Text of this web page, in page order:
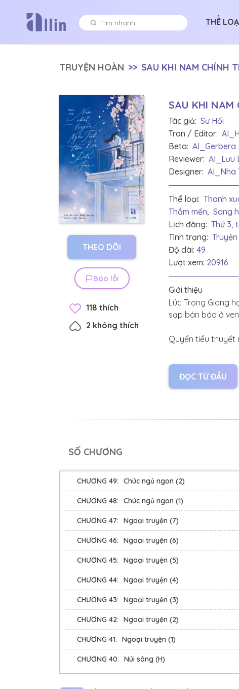
THỂ
TRUYỆN HOÀN >> SAU KHI NAM CHÍNH
THEO DÕI
Báo lỗi
118 thích
2 không thích
SAU KHI NAM
Tác giả: Sư Hối
Tran / Editor:
Beta: AI_Gerbera
Reviewer: AI_Lưu
Designer: AI_Nha
Thể loại: Thanh
Thầm mến, Song
Lịch đăng: Thứ 3,
Tình trạng:
Độ dài: 49
Lượt xem: 20916
Giới thiệu
Lúc Trọng Giang
sạp bán báo ở
Quyển tiểu thuyết
Trọng Giang: “Hờ
nghĩ thầm “Con
ĐỌC TỪ ĐẦU
SỐ CHƯƠNG
CHƯƠNG 49: Chúc ngủ ngon (2)
CHƯƠNG 48: Chúc ngủ ngon (1)
CHƯƠNG 47: Ngoại truyện (7)
CHƯƠNG 46: Ngoại truyện (6)
CHƯƠNG 45: Ngoại truyện (5)
CHƯƠNG 44: Ngoại truyện (4)
CHƯƠNG 43: Ngoại truyện (3)
CHƯƠNG 42: Ngoại truyện (2)
CHƯƠNG 41: Ngoại truyện (1)
CHƯƠNG 40: Núi sông (H)